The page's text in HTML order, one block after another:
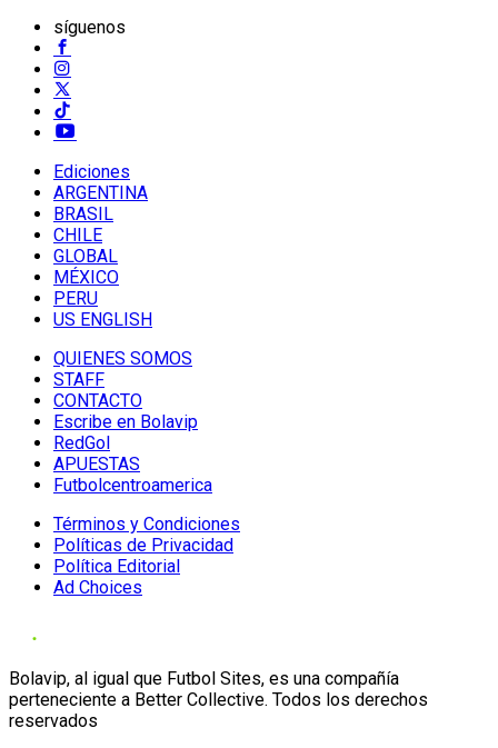
síguenos
Ediciones
ARGENTINA
BRASIL
CHILE
GLOBAL
MÉXICO
PERU
US ENGLISH
QUIENES SOMOS
STAFF
CONTACTO
Escribe en Bolavip
RedGol
APUESTAS
Futbolcentroamerica
Términos y Condiciones
Políticas de Privacidad
Política Editorial
Ad Choices
Bolavip, al igual que Futbol Sites, es una compañía
perteneciente a Better Collective. Todos los derechos
reservados